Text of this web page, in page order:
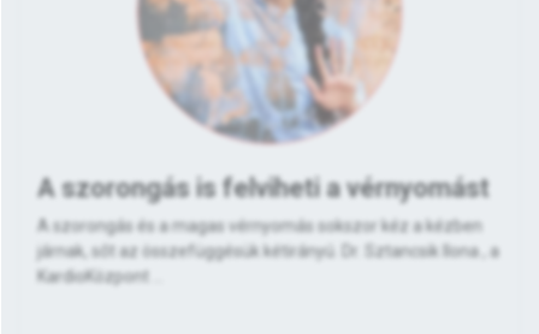
A szorongás is felviheti a vérnyomást
A szorongás és a magas vérnyomás sokszor kéz a kézben
járnak, sőt az összefüggésük kétirányú. Dr. Sztancsik Ilona , a
KardioKözpont ...